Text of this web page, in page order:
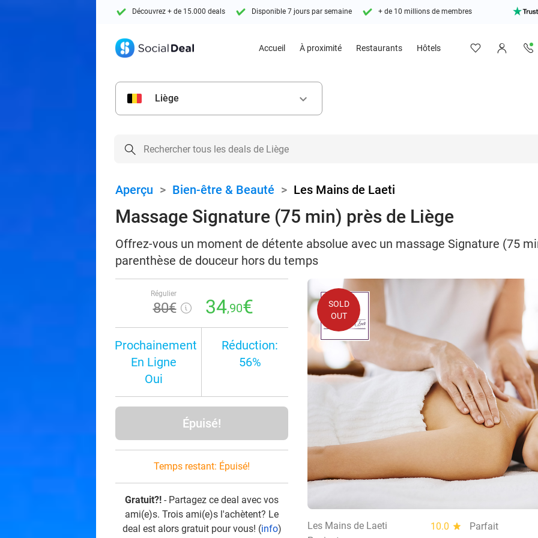
Découvrez + de 15.000 deals Disponible 7 jours par semaine + de 10 millions de membres
Accueil À proximité Restaurants Hôtels
Liège keyboard_arrow_down
Aperçu > Bien-être & Beauté > Les Mains de Laeti
Massage Signature (75 min) près de Liège
Offrez-vous un moment de détente absolue avec un massage Signature (75
parenthèse de douceur hors du temps
Régulier
80€ 34,90€
Prochainement
En Ligne
Oui
Réduction:
56%
Épuisé!
Temps restant: Épuisé!
Gratuit?! - Partagez ce deal avec vos
ami(e)s. Trois ami(e)s l'achètent? Le
deal est alors gratuit pour vous! (info)
SOLD
OUT
Les Mains de Laeti 10.0 star
Parfait